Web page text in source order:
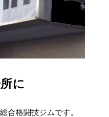
に
合格闘技ジムです。